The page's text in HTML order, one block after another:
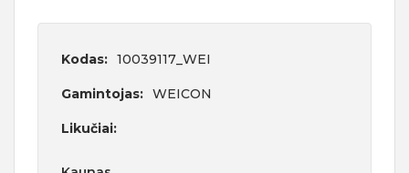
Kodas: 10039117_WEI
Gamintojas: WEICON
Likučiai: